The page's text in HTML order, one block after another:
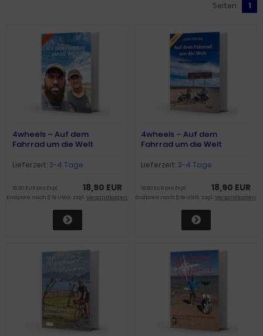
Seiten: 1
4wheels – Auf dem
Fahrrad um die Welt
Lieferzeit:3-4 Tage
18,90 EUR
18,90 EUR pro Expl.
Endpreis nach § 19 UStG. zzgl. Versandkosten
4wheels – Auf dem
Fahrrad um die Welt
Lieferzeit:3-4 Tage
18,90 EUR
18,90 EUR pro Expl.
Endpreis nach § 19 UStG. zzgl. Versandkosten